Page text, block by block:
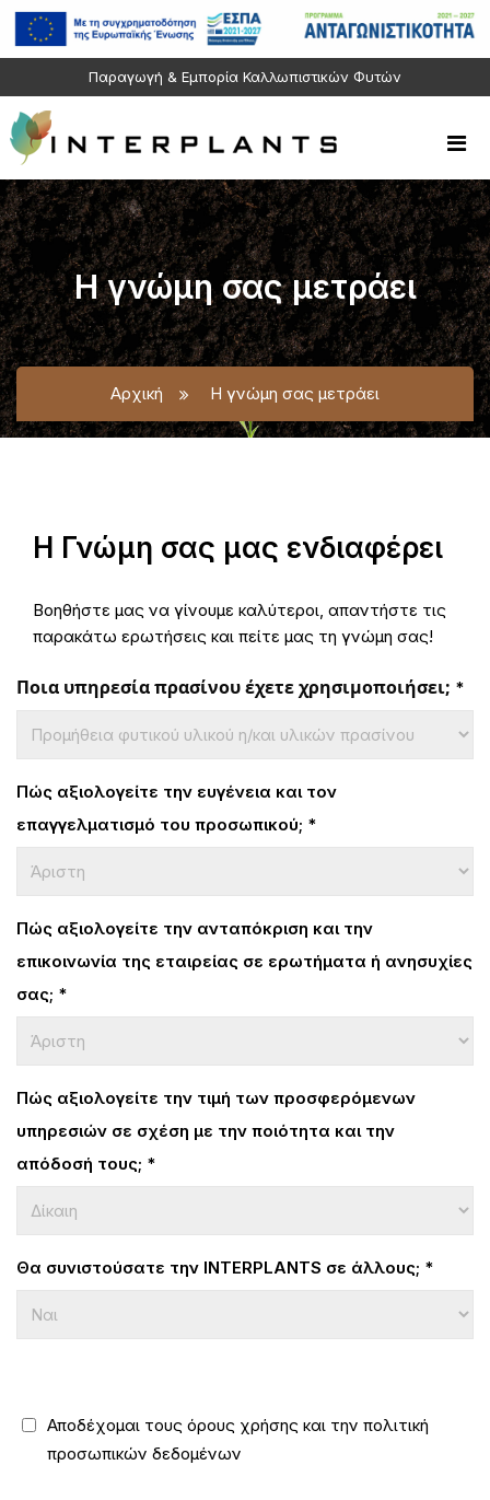
Παραγωγή & Εμπορία Καλλωπιστικών Φυτών
Η γνώμη σας μετράει
Αρχική Η γνώμη σας μετράει
Η Γνώμη σας μας ενδιαφέρει
Βοηθήστε μας να γίνουμε καλύτεροι, απαντήστε τις
παρακάτω ερωτήσεις και πείτε μας τη γνώμη σας!
Ποια υπηρεσία πρασίνου έχετε χρησιμοποιήσει; *
Πώς αξιολογείτε την ευγένεια και τον
επαγγελματισμό του προσωπικού; *
Πώς αξιολογείτε την ανταπόκριση και την
επικοινωνία της εταιρείας σε ερωτήματα ή ανησυχίες
σας; *
Πώς αξιολογείτε την τιμή των προσφερόμενων
υπηρεσιών σε σχέση με την ποιότητα και την
απόδοσή τους; *
Θα συνιστούσατε την INTERPLANTS σε άλλους; *
Αποδέχομαι τους όρους χρήσης και την πολιτική
προσωπικών δεδομένων